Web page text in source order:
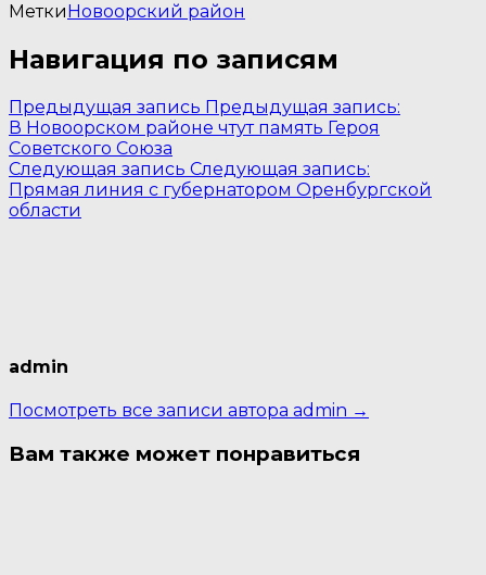
МеткиНовоорский район
Навигация по записям
Предыдущая запись Предыдущая запись:
В Новоорском районе чтут память Героя
Советского Союза
Следующая запись Следующая запись:
Прямая линия с губернатором Оренбургской
области
admin
Посмотреть все записи автора admin →
Вам также может понравиться